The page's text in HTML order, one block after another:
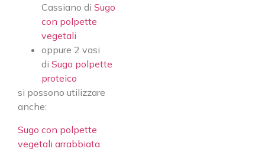
Cassiano di Sugo
con polpette
vegetali
oppure 2 vasi
di Sugo polpette
proteico
si possono utilizzare
anche:
Sugo con polpette
vegetali arrabbiata